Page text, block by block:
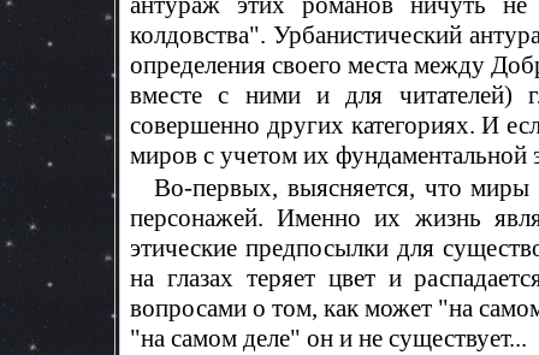
колдовства". Урбанистический
определения своего места между
вместе с ними и для
совершенно других категориях. И
миров с учетом их фундаментальной
Во-первых, выясняется, что
персонажей. Именно их жизнь
этические предпосылки для
на глазах теряет цвет и
вопросами о том, как может "на
"на самом деле" он и не существует...